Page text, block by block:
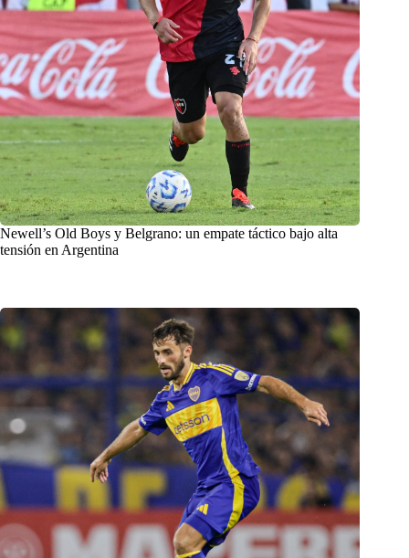
Newell’s Old Boys y Belgrano: un empate táctico bajo alta
tensión en Argentina